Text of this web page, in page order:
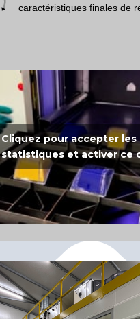
caractéristiques finales de
Cliquez pour accepter les
statistiques et activer ce